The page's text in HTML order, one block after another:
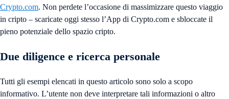
Crypto.com. Non perdete l’occasione di massimizzare questo viaggio
in cripto – scaricate oggi stesso l’App di Crypto.com e sbloccate il
pieno potenziale dello spazio cripto.
Due diligence e ricerca personale
Tutti gli esempi elencati in questo articolo sono solo a scopo
informativo. L’utente non deve interpretare tali informazioni o altro